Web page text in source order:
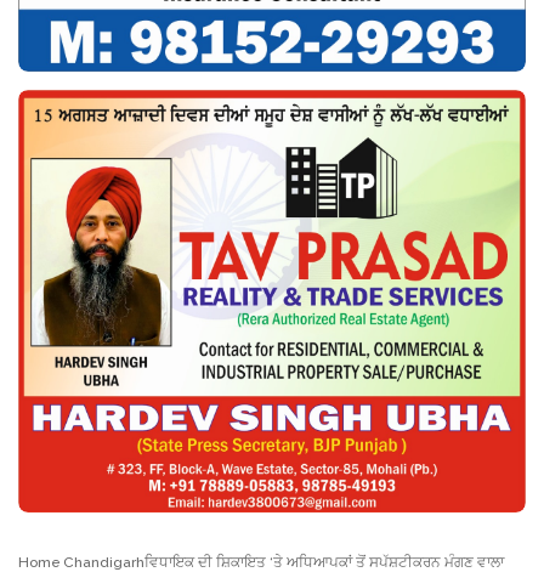
Home Chandigarhਵਿਧਾਇਕ ਦੀ ਸ਼ਿਕਾਇਤ ‘ਤੇ ਅਧਿਆਪਕਾਂ ਤੋਂ ਸਪੱਸ਼ਟੀਕਰਨ ਮੰਗਣ ਵਾਲਾ